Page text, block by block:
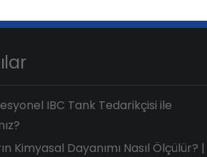
IBC Tank Tedarikçisi ile
Kimyasal Dayanımı Nasıl Ölçülür? |